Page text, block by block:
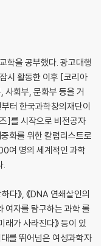
학을 공부했다. 광고대행
시 활동한 이후 [코리아
회부, 문화부 등을 거
터 한국과학창의재단이
]를 시작으로 비전공자
화를 위한 칼럼리스트로
여 명의 세계적인 과학
.
다》, 《DNA 연쇄살인의
여자를 탐구하는 과학 롤
래가 사라진다》 등이 있
대를 뛰어넘은 여성과학자